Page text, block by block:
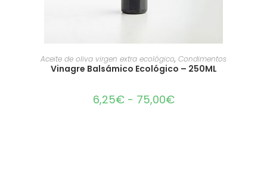
SELECCIONAR OPCIONES
Aceite de oliva virgen extra ecológico, Condimentos
Vinagre Balsámico Ecológico – 250ML
6,25€ - 75,00€